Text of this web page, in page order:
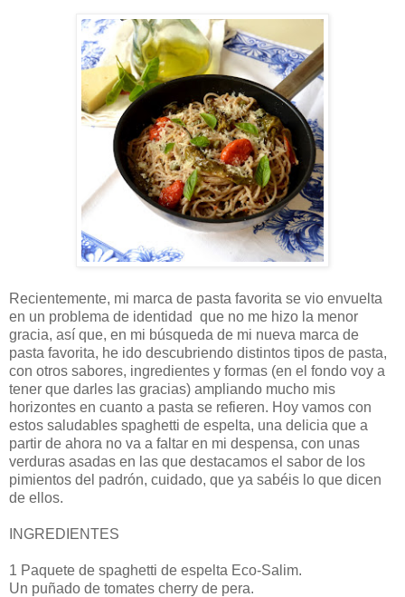
Recientemente, mi marca de pasta favorita se vio envuelta
en un problema de identidad que no me hizo la menor
gracia, así que, en mi búsqueda de mi nueva marca de
pasta favorita, he ido descubriendo distintos tipos de pasta,
con otros sabores, ingredientes y formas (en el fondo voy a
tener que darles las gracias) ampliando mucho mis
horizontes en cuanto a pasta se refieren. Hoy vamos con
estos saludables spaghetti de espelta, una delicia que a
partir de ahora no va a faltar en mi despensa, con unas
verduras asadas en las que destacamos el sabor de los
pimientos del padrón, cuidado, que ya sabéis lo que dicen
de ellos.
INGREDIENTES
1 Paquete de spaghetti de espelta Eco-Salim.
Un puñado de tomates cherry de pera.